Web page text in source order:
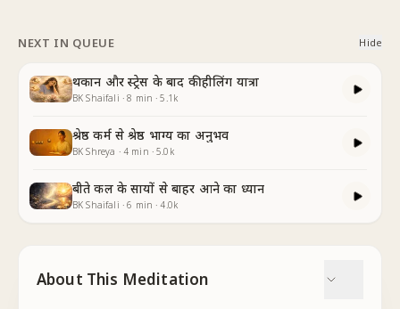
NEXT IN QUEUE Hide
थकान और स्ट्रेस के बाद की हीलिंग यात्रा
BK Shaifali ·8 min ·5.1k
श्रेष्ठ कर्म से श्रेष्ठ भाग्य का अनुभव
BK Shreya · 4 min ·5.0k
बीते कल के सायों से बाहर आने का ध्यान
BK Shaifali ·6 min ·4.0k
About This Meditation